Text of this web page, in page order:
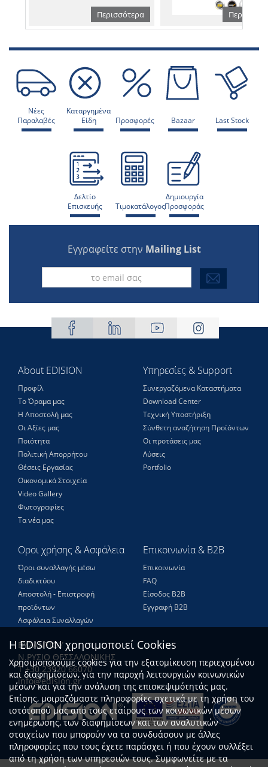
Περισσότερα
Νέες
Παραλαβές
Καταργημένα
Είδη
Προσφορές Bazaar Last Stock
Δελτίο
Επισκευής
Τιμοκατάλογος
Δημιουργία
Προσφοράς
Εγγραφείτε στην Mailing List
About EDISION
Προφίλ
Το Όραμα μας
Η Αποστολή μας
Οι Αξίες μας
Ποιότητα
Πολιτική Απορρήτου
Θέσεις Eργασίας
Οικονομικά Στοιχεία
Video Gallery
Φωτογραφίες
Τα νέα μας
Υπηρεσίες & Support
Συνεργαζόμενα Καταστήματα
Download Center
Τεχνική Υποστήριξη
Σύνθετη αναζήτηση Προϊόντων
Οι προτάσεις μας
Λύσεις
Portfolio
Οροι χρήσης & Ασφάλεια
Όροι συναλλαγής μέσω
διαδικτύου
Αποστολή - Επιστροφή
προϊόντων
Ασφάλεια Συναλλαγών
Επικοινωνία & B2B
Επικοινωνία
FAQ
Είσοδος Β2Β
Εγγραφή Β2Β
ΒΥΖΑΝΤΙΟΥ
Ν.ΡΥΣΙΟ ΘΕΣΣΑΛΟΝΙΚΗΣ
Τ +30 23920 66070
info@edision.gr
Η EDISION χρησιμοποιεί Cookies
Χρησιμοποιούμε cookies για την εξατομίκευση περιεχομένου
και διαφημίσεων, για την παροχή λειτουργιών κοινωνικών
μέσων και για την ανάλυση της επισκεψιμότητάς μας.
Επίσης, μοιραζόμαστε πληροφορίες σχετικά με τη χρήση του
ιστότοπού μας από τους εταίρους των κοινωνικών μέσων
ενημέρωσης, των διαφημίσεων και των αναλυτικών
στοιχείων που μπορούν να τα συνδυάσουν με άλλες
πληροφορίες που τους έχετε παράσχει ή που έχουν συλλέξει
από τη χρήση των υπηρεσιών τους. Συμφωνείτε με τα